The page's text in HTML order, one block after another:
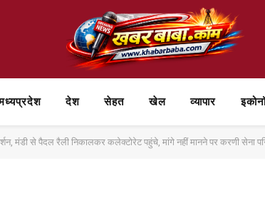
देश सेहत खेल व्यापार
मंडी से पैदल रैली निकालकर कलेक्टोरेट पहुंचे, मांगे नहीं मानने पर करणी सेना